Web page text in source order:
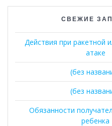
СВЕЖИЕ
Действия при ракетной
атаке
(без
(без
Обязанности
ребенка